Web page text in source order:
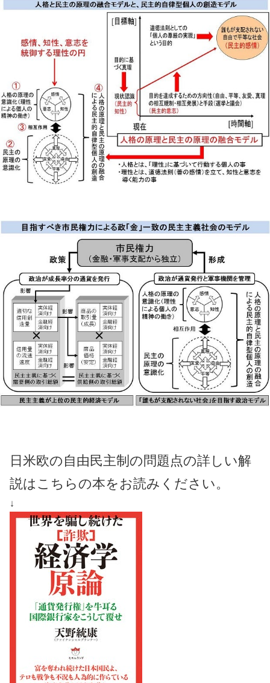
日米欧の自由民主制の問題点の詳しい解
説はこちらの本をお読みください。
↓